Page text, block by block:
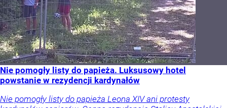
Nie pomogły listy do papieża. Luksusowy hotel
powstanie w rezydencji kardynałów
Nie pomogły listy do papieża Leona XIV ani protesty